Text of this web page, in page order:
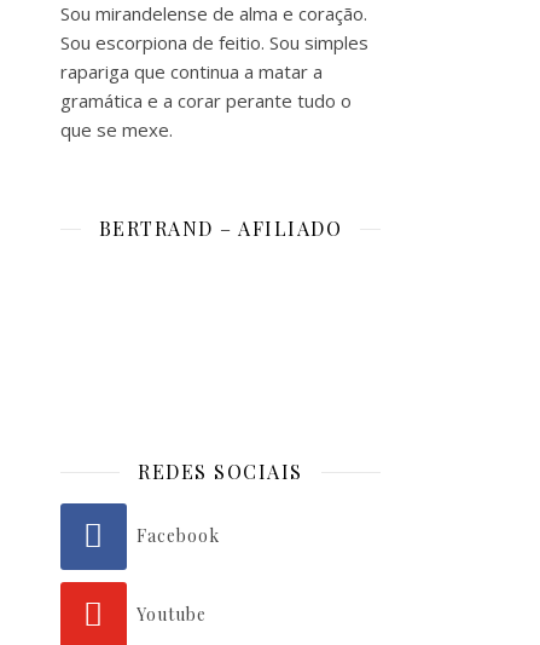
Sou mirandelense de alma e coração.
Sou escorpiona de feitio. Sou simples
rapariga que continua a matar a
gramática e a corar perante tudo o
que se mexe.
BERTRAND – AFILIADO
REDES SOCIAIS
Facebook
Youtube